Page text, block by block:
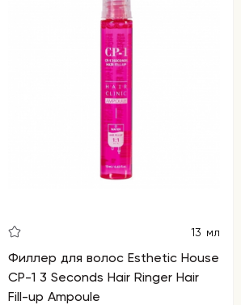
13 мл
Филлер для волос Esthetic House
CP-1 3 Seconds Hair Ringer Hair
Fill-up Ampoule